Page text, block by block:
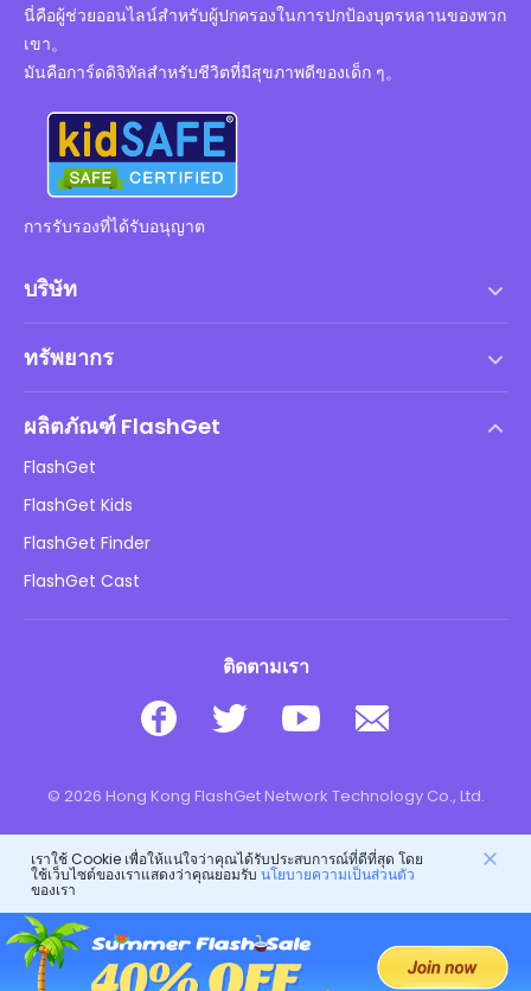
นี่คือผู้ช่วยออนไลน์สำหรับผู้ปกครองในการปกป้องบุตรหลานของพวก
เขา。
มันคือการ์ดดิจิทัลสำหรับชีวิตที่มีสุขภาพดีของเด็ก ๆ。
การรับรองที่ได้รับอนุญาต
บริษัท
นโยบาย DMCA
นโยบายความเป็นส่วนตัว
นโยบายการโฆษณา
อย่าขายข้อมูลของฉัน
ทรัพยากร
ความปลอดภัยของเด็กออนไลน์
ดาวน์โหลด
ผลิตภัณฑ์ FlashGet
FlashGet
FlashGet Kids
FlashGet Finder
FlashGet Cast
ติดตามเรา
© 2026 Hong Kong FlashGet Network Technology Co., Ltd.
เราใช้ Cookie เพื่อให้แน่ใจว่าคุณได้รับประสบการณ์ที่ดีที่สุด โดย
ใช้เว็บไซต์ของเราแสดงว่าคุณยอมรับ นโยบายความเป็นส่วนตัว
ของเรา